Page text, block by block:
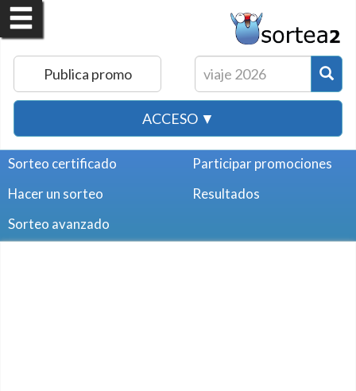
Publica promo
ACCESO ▼
Sorteo certificado
Hacer un sorteo
Sorteo avanzado
Participar promociones
Resultados